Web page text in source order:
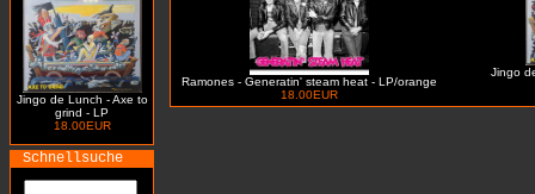
Jingo de Lunch - Axe to
grind - LP
18.00EUR
Schnellsuche
Ramones - Generatin' steam heat - LP/orange
18.00EUR
Jingo